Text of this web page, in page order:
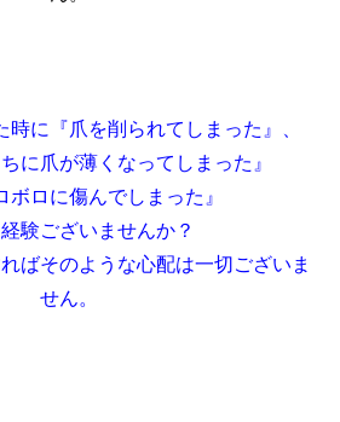
時に『爪を削られてしまった』、
に爪が薄くなってしまった』
ボロに傷んでしまった』
験ございませんか？
ばそのような心配は一切ございま
せん。